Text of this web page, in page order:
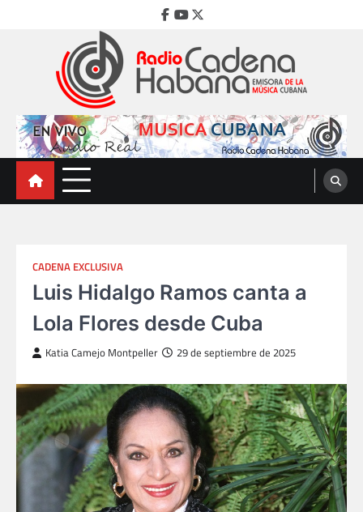
Facebook
Youtube
Twitter
Radio Cadena Habana
Emisora de la Música Cubana
CADENA EXCLUSIVA
Luis Hidalgo Ramos canta a
Lola Flores desde Cuba
Katia Camejo Montpeller 29 de septiembre de 2025